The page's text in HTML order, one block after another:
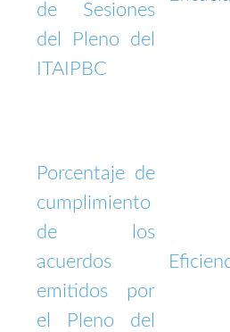
de Sesiones
del Pleno del
ITAIPBC
Porcentaje de
cumplimiento
de los
acuerdos
emitidos por
el Pleno del